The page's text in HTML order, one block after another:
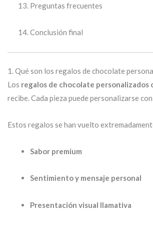
Preguntas frecuentes
Conclusión final
1. Qué son los regalos de chocolate
Los regalos de chocolate personalizados
recibe. Cada pieza puede personalizarse
Estos regalos se han vuelto
Sabor premium
Sentimiento y mensaje personal
Presentación visual llamativa